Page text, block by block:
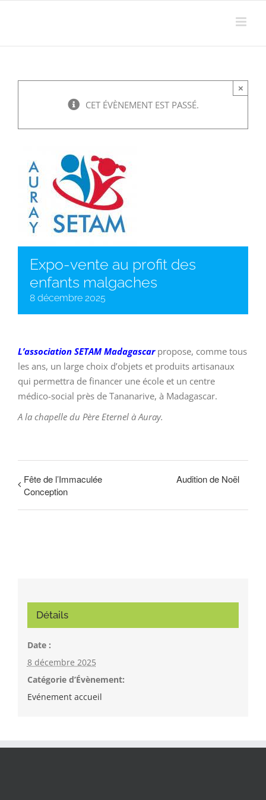
contenu
CET ÉVÈNEMENT EST PASSÉ.
×
Expo-vente au profit des
enfants malgaches
8 décembre 2025
L’association SETAM Madagascarpropose, comme tous
les ans, un large choix d’objets et produits artisanaux
qui permettra de financer une école et un centre
médico-social près de Tananarive, à Madagascar.
A la chapelle du Père Eternel à Auray.
Fête de l’Immaculée
Conception
Audition de Noël
Détails
Date :
8 décembre 2025
Catégorie d’Évènement:
Evénement accueil